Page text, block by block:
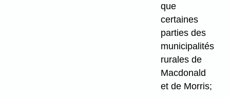
que
certaines
parties des
municipalités
rurales de
Macdonald
et de Morris;